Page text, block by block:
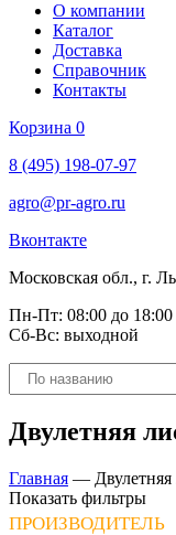
О компании
Каталог
Доставка
Справочник
Контакты
Корзина 0
8 (495) 198-07-97
agro@pr-agro.ru
Вконтакте
Московская обл., г.
Пн-Пт: 08:00 до 18:00
Сб-Вс: выходной
Поиск
товаров
Двулетняя
Главная — Двулетняя
Показать фильтры
ПРОИЗВОДИТЕЛЬ